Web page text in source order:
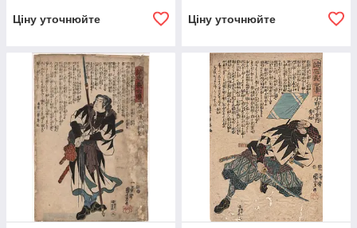
Ціну уточнюйте Ціну уточнюйте